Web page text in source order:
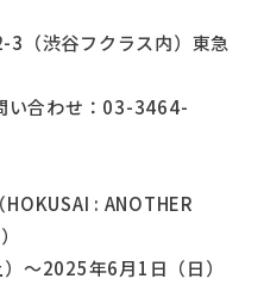
（渋谷フクラス内）東急
い合わせ：03-3464-
: ANOTHER
～2025年6月1日（日）